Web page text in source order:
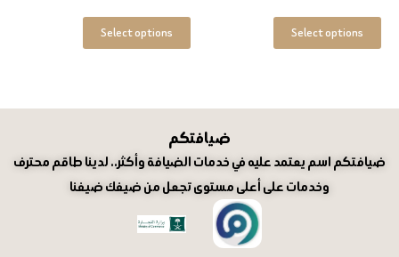
Select options
المنتج
Select options
المنتج
ضيافتكم
ضيافتكم اسم يعتمد عليه في خدمات الضيافة وأكثر.. لدينا طاقم محترف
وخدمات على أعلى مستوى تجعل من ضيفك ضيفنا